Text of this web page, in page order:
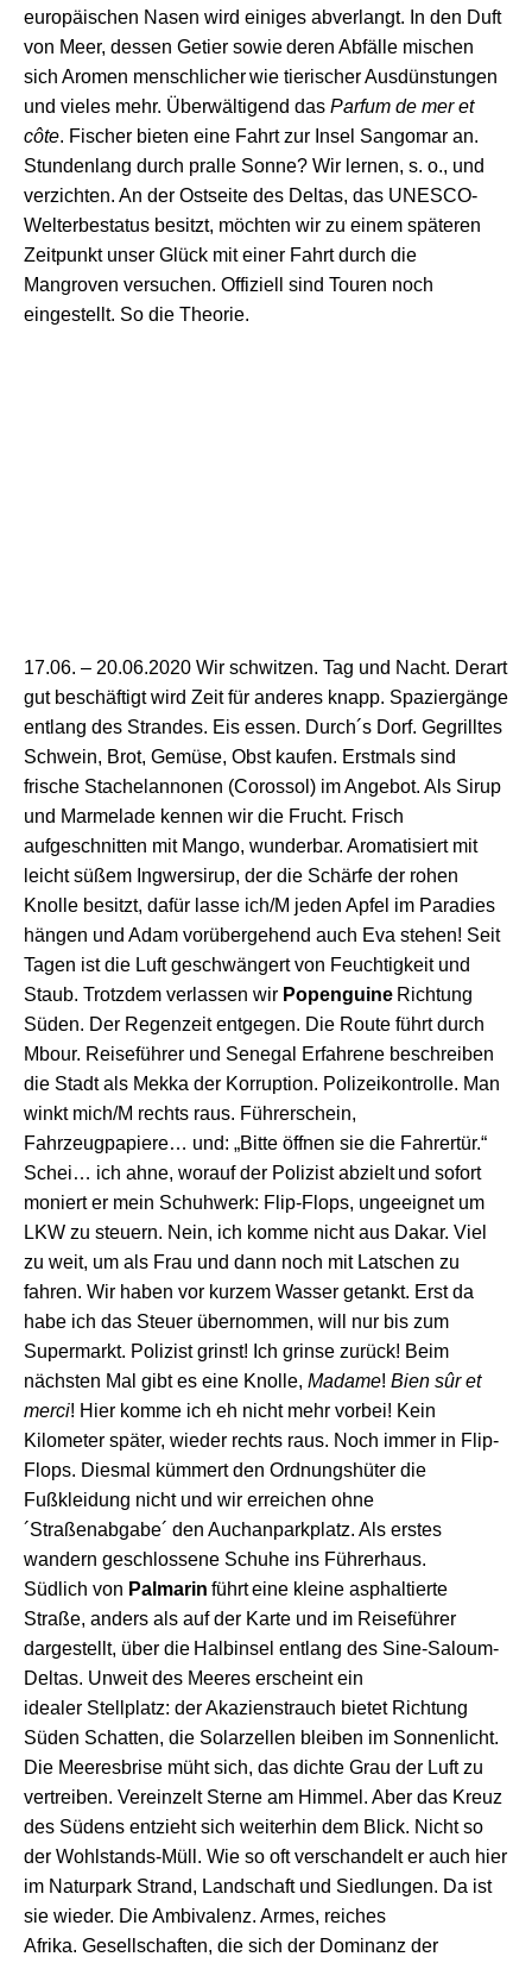
europäischen Nasen wird einiges abverlangt. In den Duft
von Meer, dessen Getier sowiederen Abfälle mischen
sich Aromen menschlicherwie tierischerAusdünstungen
und vieles mehr. Überwältigend das Parfum de mer et
côte. Fischer bieten eine Fahrt zur Insel Sangomar an.
Stundenlang durch pralle Sonne? Wir lernen, s. o., und
verzichten. An der Ostseite des Deltas, das UNESCO-
Welterbestatus besitzt, möchten wir zu einem späteren
Zeitpunktunser Glück mit einer Fahrt durch die
Mangroven versuchen. Offiziell sind Touren noch
eingestellt. So die Theorie.
17.06. – 20.06.2020 Wir schwitzen. Tag und Nacht. Derart
gut beschäftigt wird Zeit für anderes knapp. Spaziergänge
entlang des Strandes. Eis essen. Durch´s Dorf. Gegrilltes
Schwein, Brot, Gemüse, Obst kaufen. Erstmals sind
frische Stachelannonen (Corossol) im Angebot. Als Sirup
und Marmelade kennen wir die Frucht. Frisch
aufgeschnitten mit Mango, wunderbar. Aromatisiert mit
leichtsüßem Ingwersirup, der die Schärfe der rohen
Knolle besitzt, dafür lasse ich/M jeden Apfel im Paradies
hängen und Adam vorübergehend auch Eva stehen! Seit
Tagen ist die Luft geschwängert von Feuchtigkeit und
Staub. Trotzdem verlassen wir Popenguine Richtung
Süden. Der Regenzeit entgegen. Die Route führt durch
Mbour. Reiseführer und Senegal
Erfahrene beschreiben
die Stadtals Mekka der Korruption. Polizeikontrolle. Man
winkt mich/M rechts raus. Führerschein,
Fahrzeugpapiere… und: „Bitte öffnen sie die Fahrertür.“
Schei… ich ahne, woraufder Polizistabzielt und sofort
moniert er mein Schuhwerk: Flip-Flops, ungeeignet um
LKW zu steuern. Nein, ich komme nicht aus Dakar. Viel
zu weit, um als Frau und dann noch mit Latschen zu
fahren. Wir haben vor kurzem Wasser getankt. Erstda
habe ich das Steuer übernommen, will nur bis zum
Supermarkt. Polizist grinst! Ich grinse zurück! Beim
nächsten Mal gibt es eine Knolle, Madame! Bien sûr et
merci! Hier komme ich eh nicht mehr vorbei! Kein
Kilometer später, wieder rechts raus. Noch immer in Flip-
Flops. Diesmal kümmertden Ordnungshüter die
Fußkleidung nicht und wir erreichen ohne
´Straßenabgabe´ den Auchanparkplatz. Als erstes
wandern geschlossene Schuhe ins Führerhaus.
Südlich von Palmarin führteine kleine asphaltierte
Straße, anders als auf der Karte und im Reiseführer
dargestellt, über die Halbinsel entlang des Sine-Saloum-
Deltas. Unweit des Meeres erscheintein
ideal er Stellplatz: derAkazienstrauch bietet Richtung
Süden Schatten, die Solarzellen bleiben im Sonnenlicht.
Die Meeresbrise müht sich, das dichte Grau der Luftzu
vertreiben. Vereinzelt Sterne am H immel. Aber das Kreuz
des Südens entzieht sich weiterhin dem Blick. Nicht so
der Wohlstands-Müll. Wie so oft verschandelter auch hier
im Naturpark Strand, Landschaft und Siedlungen. Da ist
sie wieder. Die Ambivalenz. Armes, reiches
Afrika. Gesellschaften, die sich der Dominanz der